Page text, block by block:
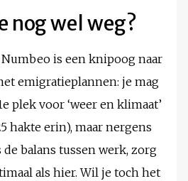
nog wel weg?
is een knipoog naar
emigratieplannen: je mag
plek voor ‘weer en klimaat’
hakte erin), maar nergens
balans tussen werk, zorg
als hier. Wil je toch het